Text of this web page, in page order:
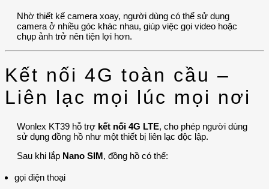
Nhờ thiết kế camera xoay, người dùng có thể sử dụng
camera ở nhiều góc khác nhau, giúp việc gọi video hoặc
chụp ảnh trở nên tiện lợi hơn.
Kết nối 4G toàn cầu –
Liên lạc mọi lúc mọi nơi
Wonlex KT39 hỗ trợ kết nối 4G LTE, cho phép người dùng
sử dụng đồng hồ như một thiết bị liên lạc độc lập.
Sau khi lắp Nano SIM , đồng hồ có thể:
gọi điện thoại